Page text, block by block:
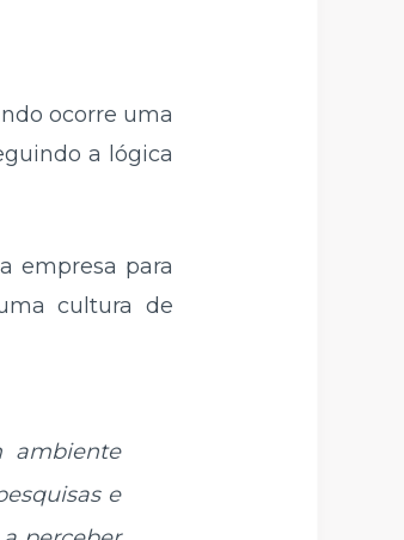
ocorre uma
a lógica
empresa para
cultura de
ambiente
e